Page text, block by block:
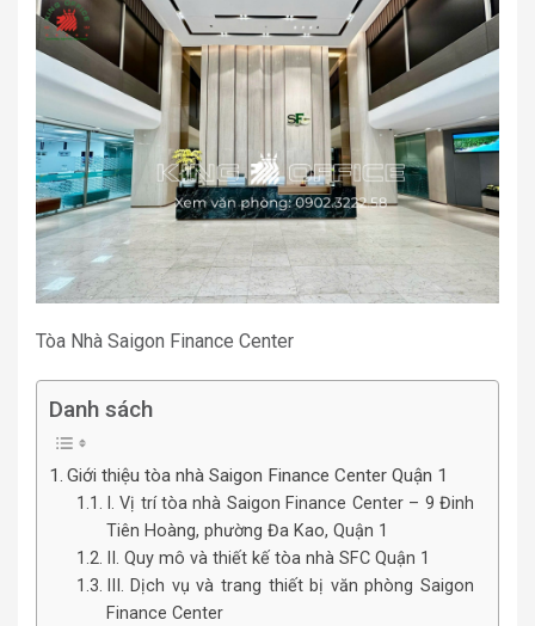
Tòa Nhà Saigon Finance Center
Danh sách
Giới thiệu tòa nhà Saigon Finance Center Quận 1
I. Vị trí tòa nhà Saigon Finance Center – 9 Đinh
Tiên Hoàng, phường Đa Kao, Quận 1
II. Quy mô và thiết kế tòa nhà SFC Quận 1
III. Dịch vụ và trang thiết bị văn phòng Saigon
Finance Center